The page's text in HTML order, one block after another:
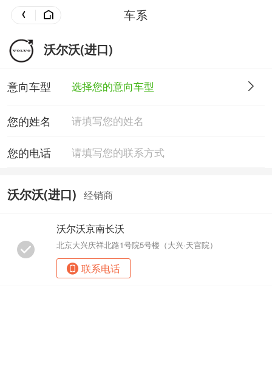
车系
沃尔沃(进口)
意向车型 选择您的意向车型
您的姓名
您的电话
沃尔沃(进口) 经销商
沃尔沃京南长沃
北京大兴庆祥北路1号院5号楼（大兴·天宫院）
联系电话